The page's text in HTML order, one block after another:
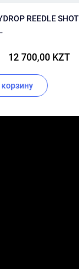
SHOT
12 700,00 KZT
корзину